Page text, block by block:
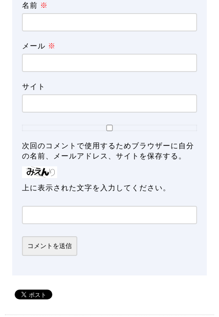
名前 ※
メール ※
サイト
次回のコメントで使用するためブラウザーに自分
の名前、メールアドレス、サイトを保存する。
上に表示された文字を入力してください。